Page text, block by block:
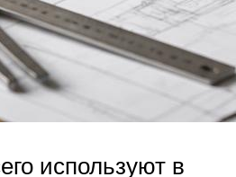
используют в